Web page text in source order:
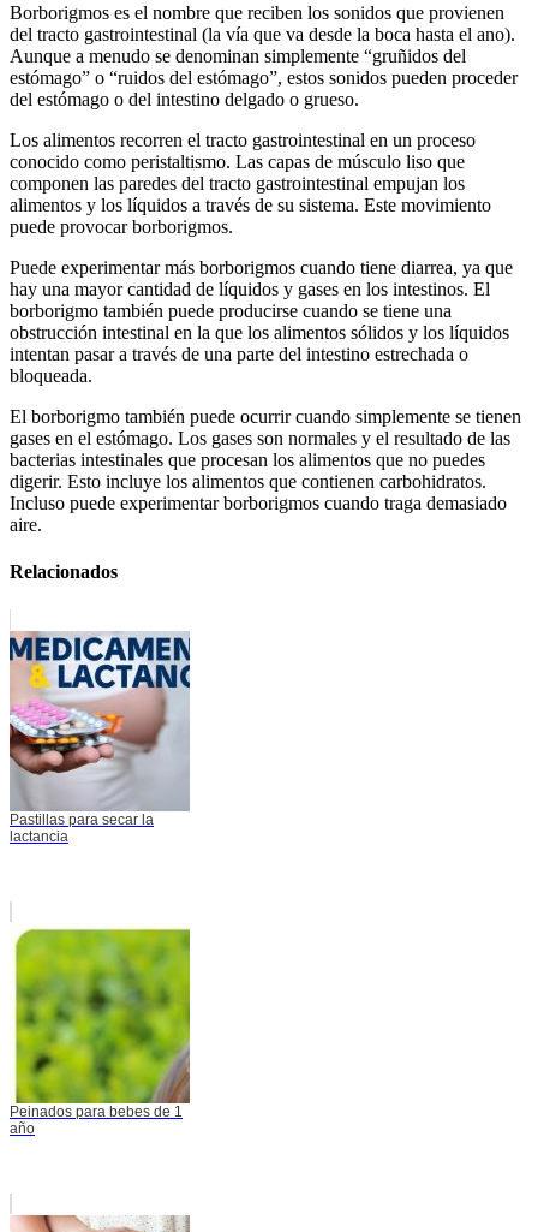
Borborigmos es el nombre que reciben los sonidos que provienen
del tracto gastrointestinal (la vía que va desde la boca hasta el ano).
Aunque a menudo se denominan simplemente “gruñidos del
estómago” o “ruidos del estómago”, estos sonidos pueden proceder
del estómago o del intestino delgado o grueso.
Los alimentos recorren el tracto gastrointestinal en un proceso
conocido como peristaltismo. Las capas de músculo liso que
componen las paredes del tracto gastrointestinal empujan los
alimentos y los líquidos a través de su sistema. Este movimiento
puede provocar borborigmos.
Puede experimentar más borborigmos cuando tiene diarrea, ya que
hay una mayor cantidad de líquidos y gases en los intestinos. El
borborigmo también puede producirse cuando se tiene una
obstrucción intestinal en la que los alimentos sólidos y los líquidos
intentan pasar a través de una parte del intestino estrechada o
bloqueada.
El borborigmo también puede ocurrir cuando simplemente se tienen
gases en el estómago. Los gases son normales y el resultado de las
bacterias intestinales que procesan los alimentos que no puedes
digerir. Esto incluye los alimentos que contienen carbohidratos.
Incluso puede experimentar borborigmos cuando traga demasiado
aire.
Relacionados
Pastillas para secar la
lactancia
Peinados para bebes de 1
año